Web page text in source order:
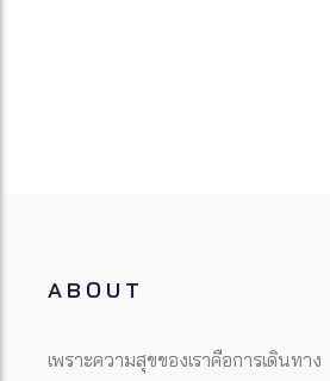
ABOUT
เพราะความสุขของเราคือการเดินทาง